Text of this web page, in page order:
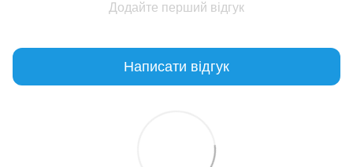
Додайте перший відгук
Написати відгук